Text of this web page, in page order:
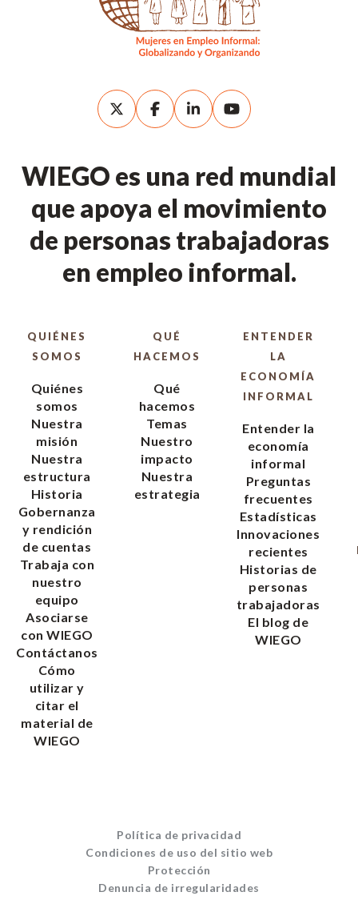
WIEGO es una red mundial
que apoya el movimiento
de personas trabajadoras
en empleo informal.
QUIÉNES
SOMOS
Quiénes
somos
Nuestra
misión
Nuestra
estructura
Historia
Gobernanza
y rendición
de cuentas
Trabaja con
nuestro
equipo
Asociarse
con WIEGO
Contáctanos
Cómo
utilizar y
citar el
material de
WIEGO
QUÉ
HACEMOS
Qué
hacemos
Temas
Nuestro
impacto
Nuestra
estrategia
ENTENDER
LA
ECONOMÍA
INFORMAL
Entender la
economía
informal
Preguntas
frecuentes
Estadísticas
Innovaciones
recientes
Historias de
personas
trabajadoras
El blog de
WIEGO
Política de privacidad
Condiciones de uso del sitio web
Protección
Denuncia de irregularidades